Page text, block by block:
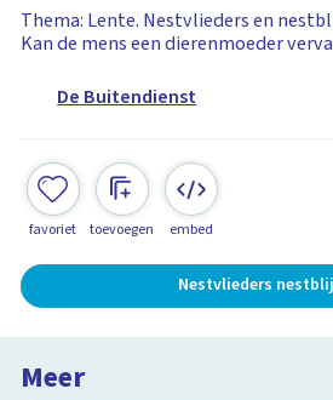
Thema: Lente. Nestvlieders en
Kan de mens een dierenmoeder
De Buitendienst
favoriet toevoegen embed
Nestvlieders
Meer